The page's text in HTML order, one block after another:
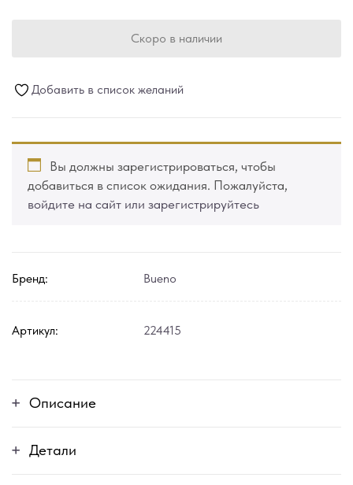
Скоро в наличии
Добавить в список желаний
Вы должны зарегистрироваться, чтобы
добавиться в список ожидания. Пожалуйста,
войдите на сайт или зарегистрируйтесь
Бренд: Bueno
Артикул: 224415
Описание
Детали